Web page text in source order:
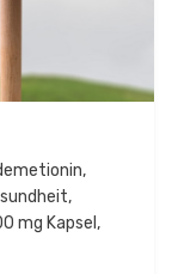
,
,
mg Kapsel ,